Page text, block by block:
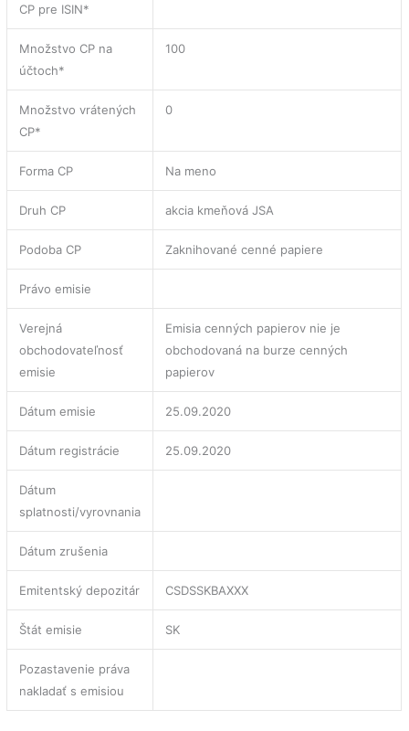
CP pre ISIN*
Množstvo CP na
účtoch*
100
Množstvo vrátených
CP*
0
Forma CP Na meno
Druh CP akcia kmeňová JSA
Podoba CP Zaknihované cenné papiere
Právo emisie
Verejná
obchodovateľnosť
emisie
Emisia cenných papierov nie je
obchodovaná na burze cenných
papierov
Dátum emisie 25.09.2020
Dátum registrácie 25.09.2020
Dátum
splatnosti/vyrovnania
Dátum zrušenia
Emitentský depozitár CSDSSKBAXXX
Štát emisie SK
Pozastavenie práva
nakladať s emisiou